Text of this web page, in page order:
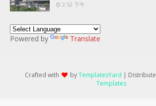
2:52 下午
Powered by Translate
Crafted with byTemplatesYard |
Templates